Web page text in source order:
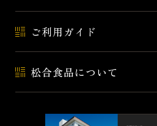
ご利用ガイド
松合食品について